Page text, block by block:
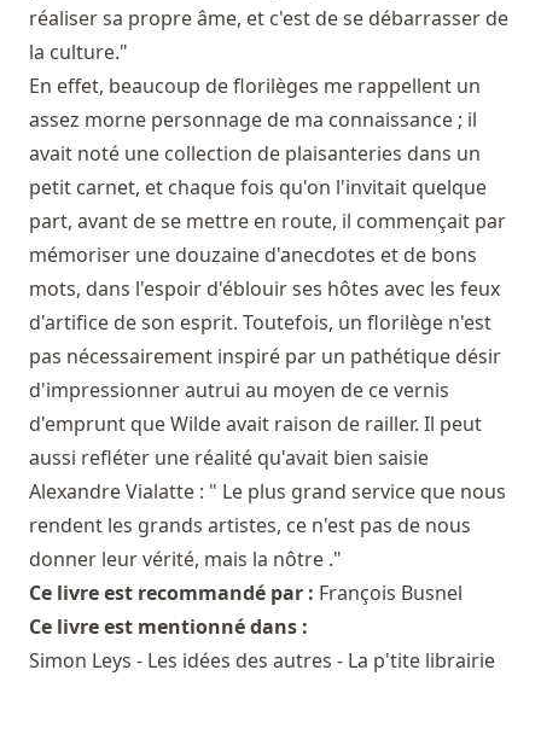
réaliser sa propre âme, et c'est de se débarrasser de
la culture."
En effet, beaucoup de florilèges me rappellent un
assez morne personnage de ma connaissance ; il
avait noté une collection de plaisanteries dans un
petit carnet, et chaque fois qu'on l'invitait quelque
part, avant de se mettre en route, il commençait par
mémoriser une douzaine d'anecdotes et de bons
mots, dans l'espoir d'éblouir ses hôtes avec les feux
d'artifice de son esprit. Toutefois, un florilège n'est
pas nécessairement inspiré par un pathétique désir
d'impressionner autrui au moyen de ce vernis
d'emprunt que Wilde avait raison de railler. Il peut
aussi refléter une réalité qu'avait bien saisie
Alexandre Vialatte : " Le plus grand service que nous
rendent les grands artistes, ce n'est pas de nous
donner leur vérité, mais la nôtre ."
Ce livre est recommandé par : François Busnel
Ce livre est mentionné dans :
Simon Leys - Les idées des autres - La p'tite librairie